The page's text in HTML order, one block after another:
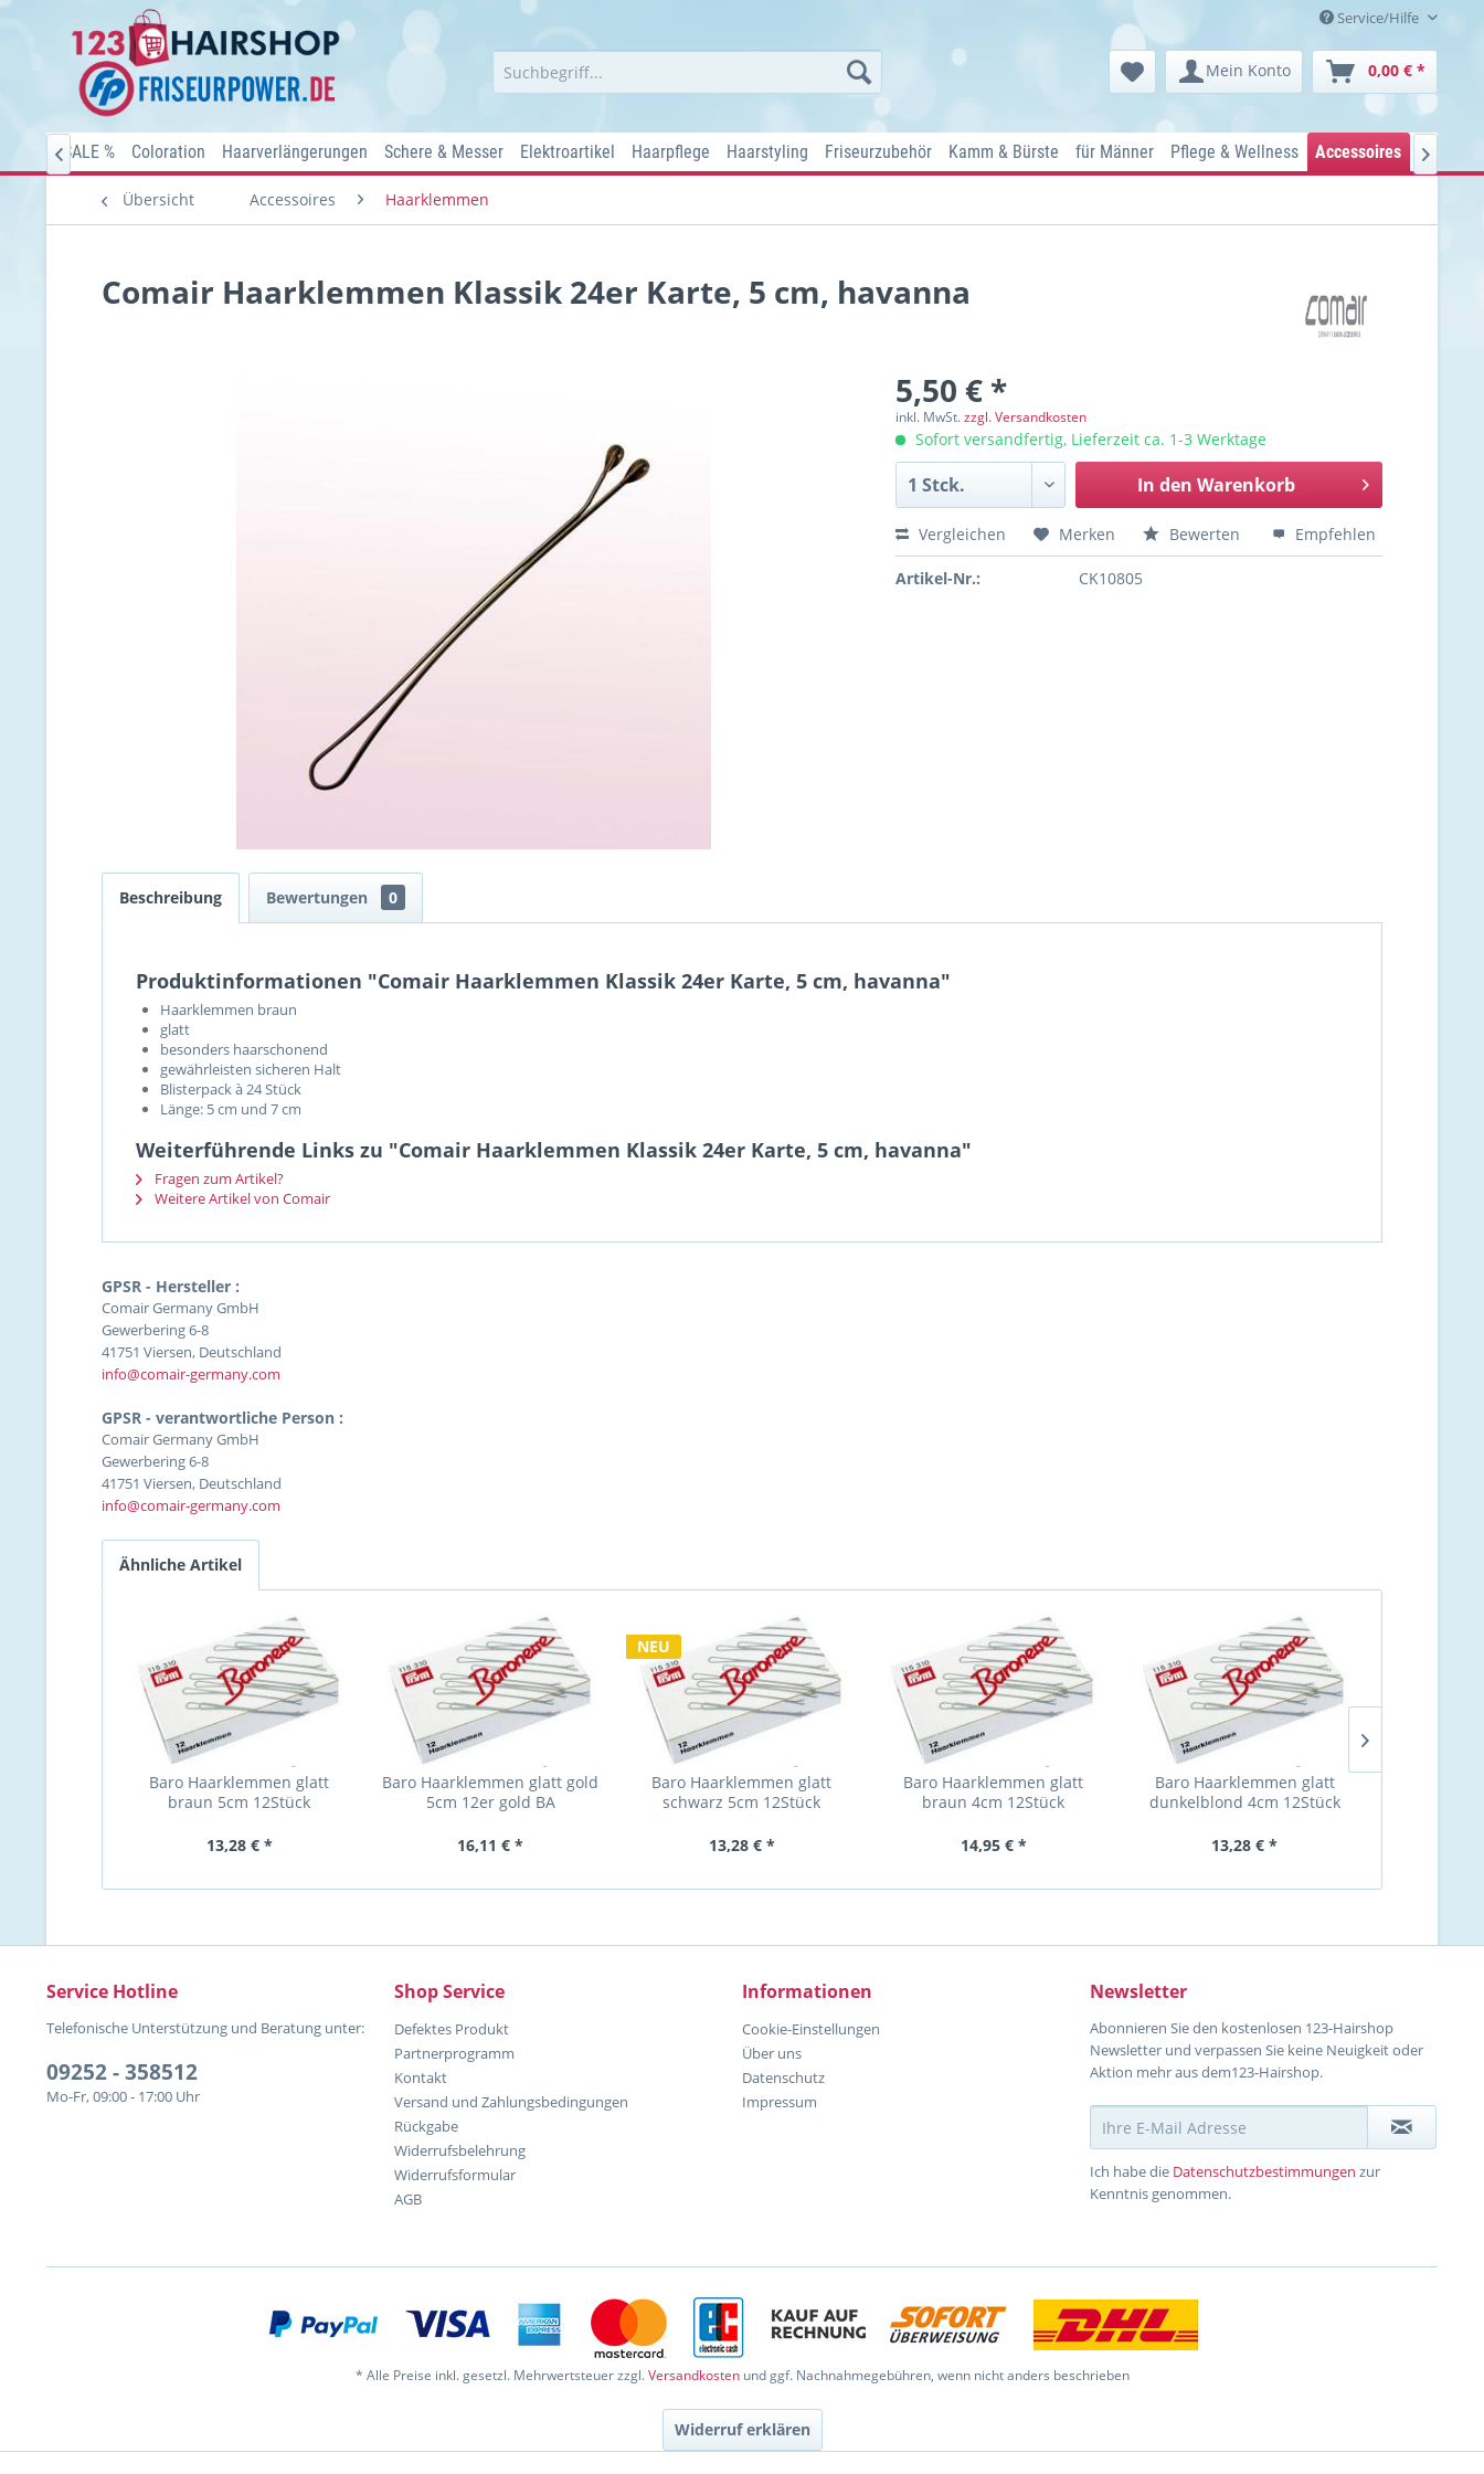
Service/Hilfe
Mein Konto 0,00 € *
SALE % Coloration Haarverlängerungen Schere & Messer Elektroartikel Haarpflege Haarstyling Friseurzubehör Kamm & Bürste für Männer Pflege & Wellness Accessoires
 
Übersicht Accessoires Haarklemmen
Comair Haarklemmen Klassik 24er Karte, 5 cm, havanna
5,50 € *
inkl. MwSt.zzgl. Versandkosten
Sofort versandfertig, Lieferzeit ca. 1-3 Werktage
In den Warenkorb
Vergleichen Merken Bewerten Empfehlen
Artikel-Nr.: CK10805
Beschreibung Bewertungen 0
Produktinformationen "Comair Haarklemmen Klassik 24er Karte, 5 cm, havanna"
Haarklemmen braun
glatt
besonders haarschonend
gewährleisten sicheren Halt
Blisterpack à 24 Stück
Länge: 5 cm und 7 cm
Weiterführende Links zu "Comair Haarklemmen Klassik 24er Karte, 5 cm, havanna"
Fragen zum Artikel?
Weitere Artikel von Comair
GPSR - Hersteller :
Comair Germany GmbH
Gewerbering 6-8
41751 Viersen, Deutschland
info@comair-germany.com
GPSR - verantwortliche Person :
Comair Germany GmbH
Gewerbering 6-8
41751 Viersen, Deutschland
info@comair-germany.com
Ähnliche Artikel
Baro Haarklemmen glatt
braun 5cm 12Stück
13,28 € *
Baro Haarklemmen glatt gold
5cm 12er gold BA
16,11 € *
NEU
Baro Haarklemmen glatt
schwarz 5cm 12Stück
13,28 € *
Baro Haarklemmen glatt
braun 4cm 12Stück
14,95 € *
Baro Haarklemmen glatt
dunkelblond 4cm 12Stück
13,28 € *
Service Hotline
Telefonische Unterstützung und Beratung unter:
09252 - 358512
Mo-Fr, 09:00 - 17:00 Uhr
Shop Service
Defektes Produkt
Partnerprogramm
Kontakt
Versand und Zahlungsbedingungen
Rückgabe
Widerrufsbelehrung
Widerrufsformular
AGB
Informationen
Cookie-Einstellungen
Über uns
Datenschutz
Impressum
Newsletter
Abonnieren Sie den kostenlosen 123-Hairshop
Newsletter und verpassen Sie keine Neuigkeit oder
Aktion mehr aus dem123-Hairshop.
Ich habe die Datenschutzbestimmungen zur
Kenntnis genommen.
* Alle Preise inkl. gesetzl. Mehrwertsteuer zzgl.Versandkostenund ggf. Nachnahmegebühren, wenn nicht anders beschrieben
Widerruf erklären